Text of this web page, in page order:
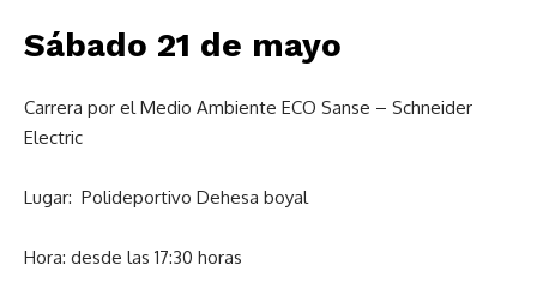
Sábado 21 de mayo
Carrera por el Medio Ambiente ECO Sanse – Schneider
Electric
Lugar: Polideportivo Dehesa boyal
Hora: desde las 17:30 horas